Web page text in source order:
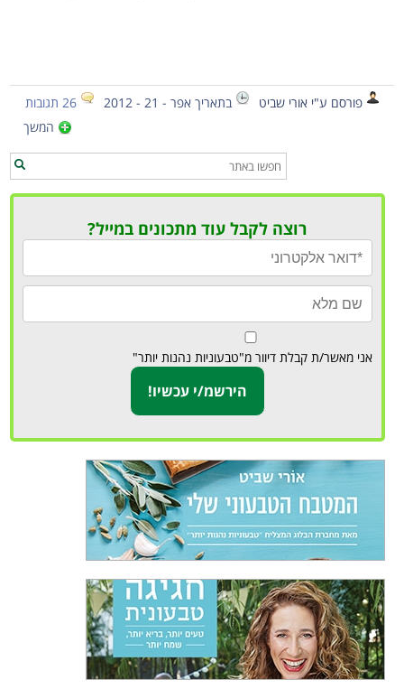
פורסם ע"י אורי שביט בתאריך אפר - 21 - 2012
26 תגובות
המשך
רוצה לקבל עוד מתכונים במייל?
אני מאשר/ת קבלת דיוור מ"טבעוניות נהנות יותר"